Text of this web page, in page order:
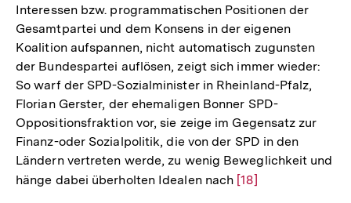
Interessen bzw. programmatischen Positionen der
Gesamtpartei und dem Konsens in der eigenen
Koalition aufspannen, nicht automatisch zugunsten
der Bundespartei auflösen, zeigt sich immer wieder:
So warf der SPD-Sozialminister in Rheinland-Pfalz,
Florian Gerster, der ehemaligen Bonner SPD-
Oppositionsfraktion vor, sie zeige im Gegensatz zur
Finanz-oder Sozialpolitik, die von der SPD in den
Ländern vertreten werde, zu wenig Beweglichkeit und
hänge dabei überholten Idealen nach Zur
[18]